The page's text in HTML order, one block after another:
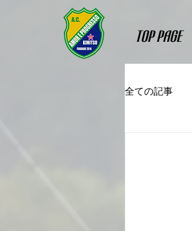
Top Page
全ての記事